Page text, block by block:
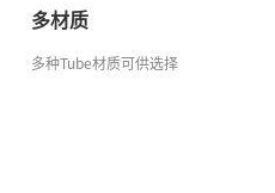
多材质
多种Tube材质可供选择